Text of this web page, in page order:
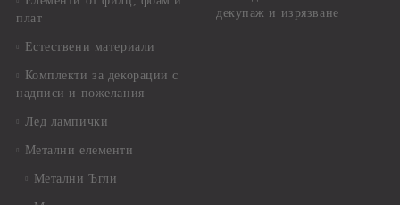
плат
Естествени материали
Комплекти за декорации с
надписи и пожелания
Лед лампички
Метални елементи
Метални Ъгли
декупаж и изрязване